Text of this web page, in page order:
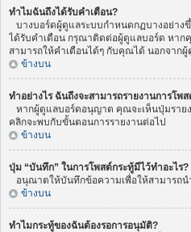
ทำไมฉันถึงได้รับคำเตือน?
บางบอร์ดผู้ดูแลระบบกำหนดกฏบางอย่า
ได้รับคำเตือน กรุณาติดต่อผู้ดูแลบอร์ด หาก
สามารถให้คำเตือนได้ๆ กับคุณได้ นอกจากผู้
ข้างบน
ทำอย่างไร ฉันถึงจะสามารถรายงานการโพ
หากผู้ดูแลบอร์ดอนุญาต คุณจะเห็นปุ่มราย
คลิกจะพบกับขั้นตอนการรายงานต่อไป
ข้างบน
ปุ่ม “บันทึก” ในการโพสต์กระทู้มีไว้ทำอะไร?
อนุณาตให้บันทึกข้อความเพื่อให้สามารถน
ข้างบน
ทำไมกระทู้ของฉันต้องรอการอนุมัติ?